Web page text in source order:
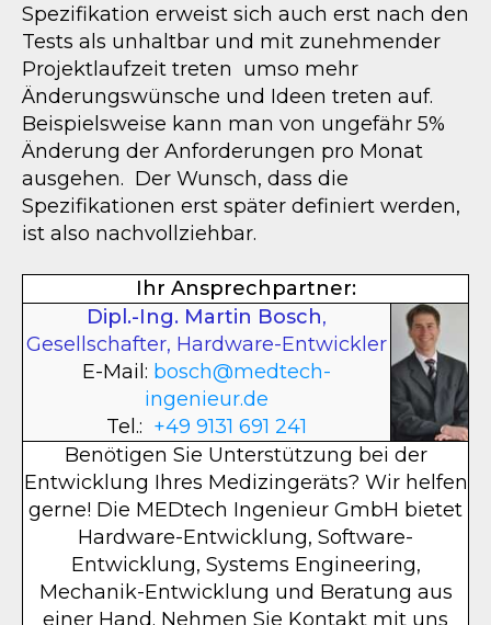
Spezifikation erweist sich auch erst nach den
Tests als unhaltbar und mit zunehmender
Projektlaufzeit treten umso mehr
Änderungswünsche und Ideen treten auf.
Beispielsweise kann man von ungefähr 5%
Änderung der Anforderungen pro Monat
ausgehen. Der Wunsch, dass die
Spezifikationen erst später definiert werden,
ist also nachvollziehbar.
Ihr Ansprechpartner:
Dipl.-Ing. Martin Bosch,
Gesellschafter, Hardware-Entwickler
E-Mail: bosch@medtech-
ingenieur.de
Tel.: +49 9131 691 241
Benötigen Sie Unterstützung bei der
Entwicklung Ihres Medizingeräts? Wir helfen
gerne! Die MEDtech Ingenieur GmbH bietet
Hardware-Entwicklung, Software-
Entwicklung, Systems Engineering,
Mechanik-Entwicklung und Beratung aus
einer Hand. Nehmen Sie Kontakt mit uns